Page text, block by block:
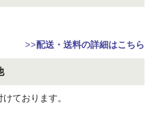
>>配送・送料の詳細はこちら
ております。